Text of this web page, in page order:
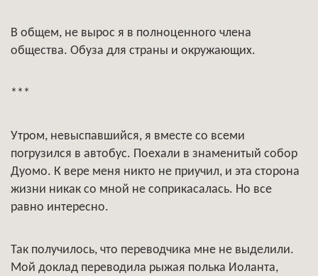
В общем, не вырос я в полноценного члена
общества. Обуза для страны и окружающих.
***
Утром, невыспавшийся, я вместе со всеми
погрузился в автобус. Поехали в знаменитый собор
Дуомо. К вере меня никто не приучил, и эта сторона
жизни никак со мной не соприкасалась. Но все
равно интересно.
Так получилось, что переводчика мне не выделили.
Мой доклад переводила рыжая полька Иоланта,